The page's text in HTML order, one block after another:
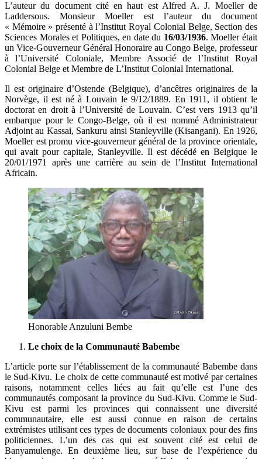
L’auteur du document cité en haut est Alfred A. J. Moeller de
Laddersous. Monsieur Moeller est l’auteur du document
« Mémoire » présenté à l’Institut Royal Colonial Belge, Section des
Sciences Morales et Politiques, en date du 16/03/1936. Moeller était
un Vice-Gouverneur Général Honoraire au Congo Belge, professeur
à l’Université Coloniale, Membre Associé de l’Institut Royal
Colonial Belge et Membre de L’Institut Colonial International.
Il est originaire d’Ostende (Belgique), d’ancêtres originaires de la
Norvège, il est né à Louvain le 9/12/1889. En 1911, il obtient le
doctorat en droit à l’Université de Louvain. C’est vers 1913 qu’il
embarque pour le Congo-Belge, où il est nommé Administrateur
Adjoint au Kassai, Sankuru ainsi Stanleyville (Kisangani). En 1926,
Moeller est promu vice-gouverneur général de la province orientale,
qui avait pour capitale, Stanleyville. Il est décédé en Belgique le
20/01/1971 après une carrière au sein de l’Institut International
Africain.
Honorable Anzuluni Bembe
Le choix de la Communauté Babembe
L’article porte sur l’établissement de la communauté Babembe dans
le Sud-Kivu. Le choix de cette communauté est motivé par certaines
raisons, notamment celles liées au fait qu’elle est l’une des
communautés composant la province du Sud-Kivu. Comme le Sud-
Kivu est parmi les provinces qui connaissent une diversité
communautaire, elle est aussi connue en raison de certains
extrémistes utilisant ces types de documents coloniaux pour des fins
politiciennes. L’un des cas qui est souvent cité est celui de
Banyamulenge. En deuxième lieu, sur base de l’expérience du